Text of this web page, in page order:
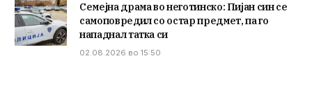
Семејна драма во неготинско: Пијан син се
самоповредил со остар предмет, па го
нападнал татка си
02.08.2026 во 15:50